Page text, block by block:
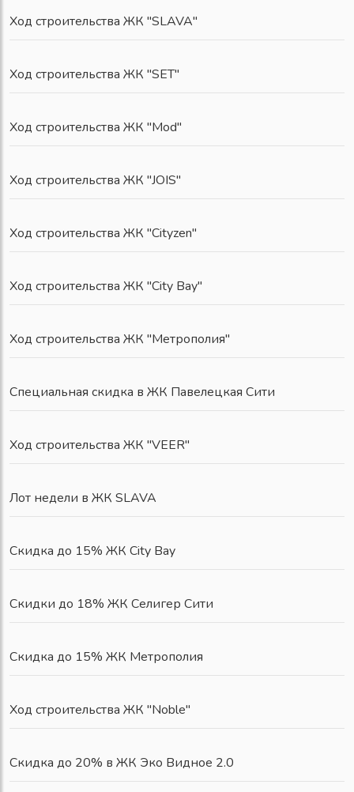
Ход строительства ЖК "SLAVA"
Ход строительства ЖК "SET"
Ход строительства ЖК "Mod"
Ход строительства ЖК "JOIS"
Ход строительства ЖК "Cityzen"
Ход строительства ЖК "City Bay"
Ход строительства ЖК "Метрополия"
Специальная скидка в ЖК Павелецкая Сити
Ход строительства ЖК "VEER"
Лот недели в ЖК SLAVA
Скидка до 15% ЖК City Bay
Скидки до 18% ЖК Селигер Сити
Скидка до 15% ЖК Метрополия
Ход строительства ЖК "Noble"
Скидка до 20% в ЖК Эко Видное 2.0